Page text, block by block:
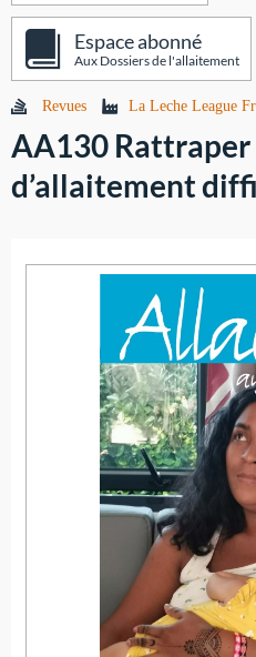
Espace abonné
Aux Dossiers de l'allaitement
Revues La Leche League
AA130
d’allaitement